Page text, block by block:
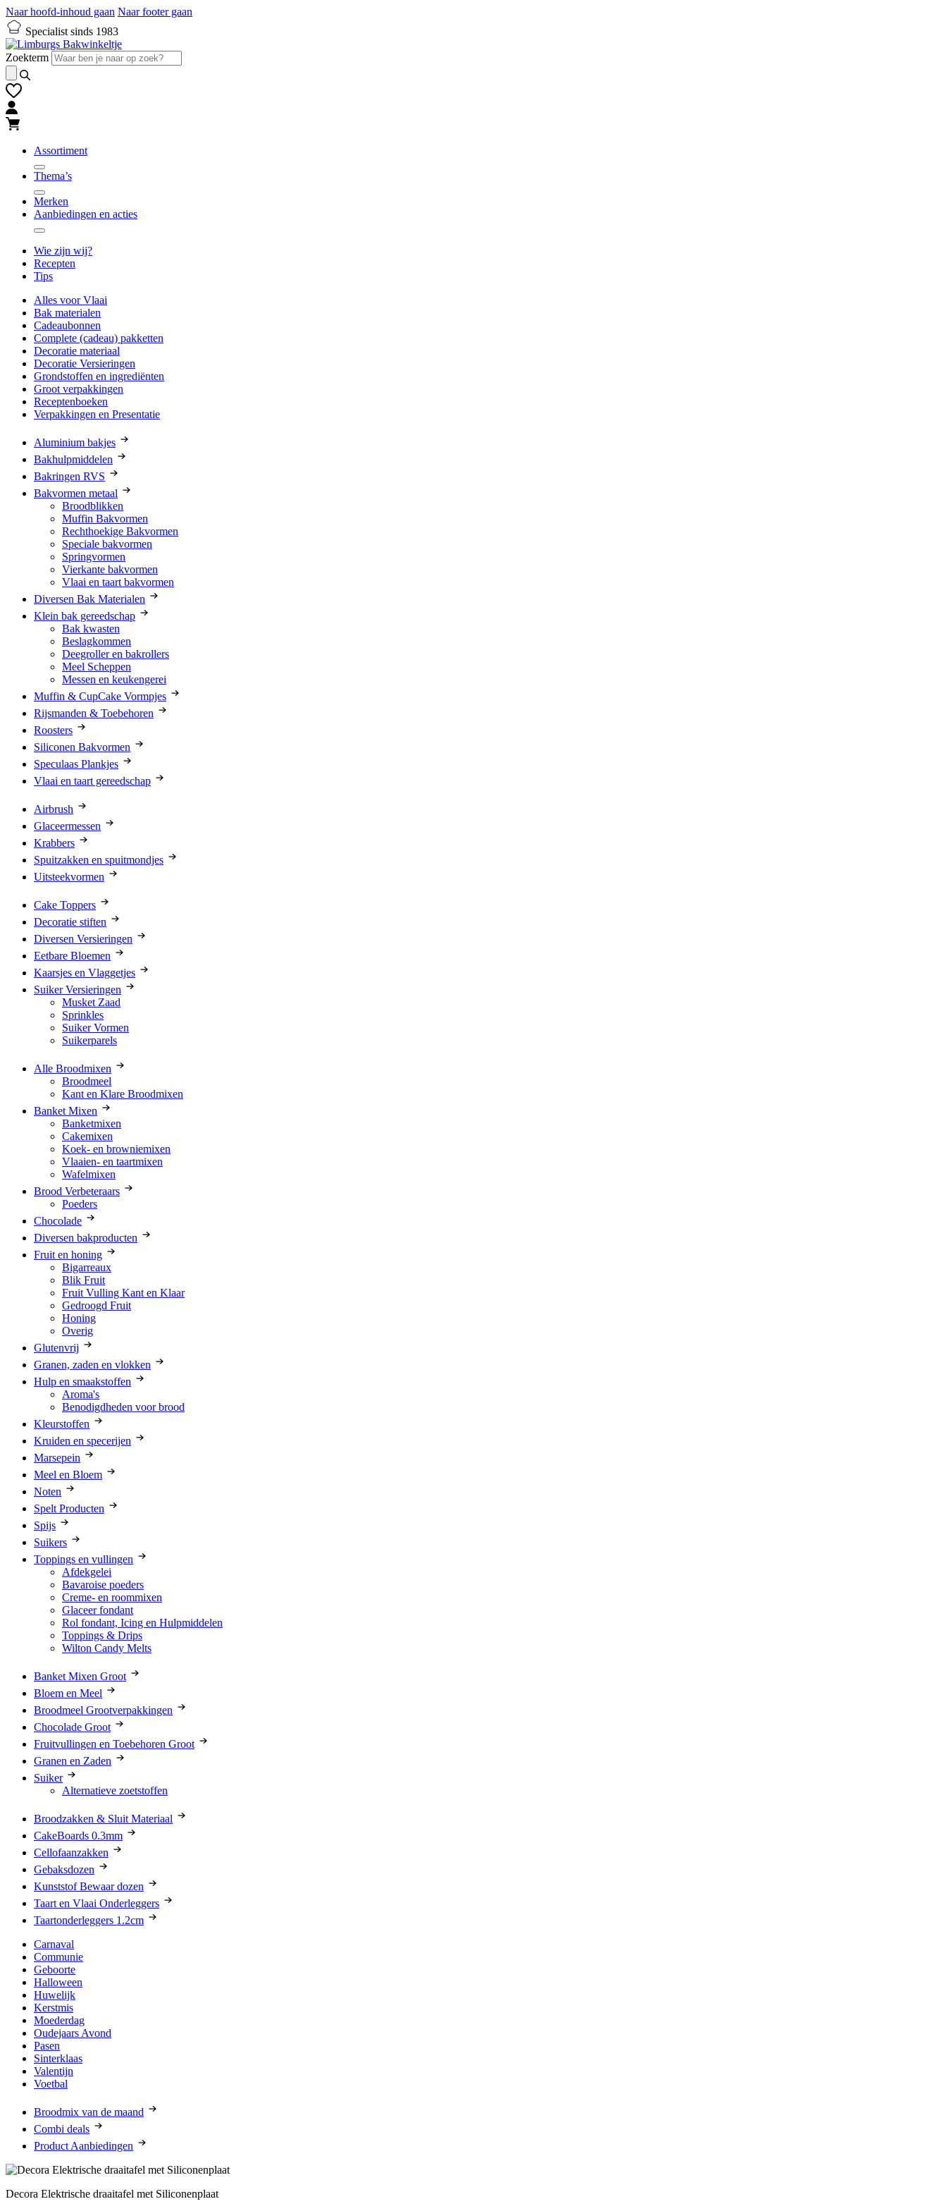
Naar hoofd-inhoud gaan Naar footer gaan
Specialist sinds 1983
Zoekterm
Assortiment
Thema’s
Merken
Aanbiedingen en acties
Wie zijn wij?
Recepten
Tips
Alles voor Vlaai
Bak materialen
Cadeaubonnen
Complete (cadeau) pakketten
Decoratie materiaal
Decoratie Versieringen
Grondstoffen en ingrediënten
Groot verpakkingen
Receptenboeken
Verpakkingen en Presentatie
Aluminium bakjes
Bakhulpmiddelen
Bakringen RVS
Bakvormen metaal
Broodblikken
Muffin Bakvormen
Rechthoekige Bakvormen
Speciale bakvormen
Springvormen
Vierkante bakvormen
Vlaai en taart bakvormen
Diversen Bak Materialen
Klein bak gereedschap
Bak kwasten
Beslagkommen
Deegroller en bakrollers
Meel Scheppen
Messen en keukengerei
Muffin & CupCake Vormpjes
Rijsmanden & Toebehoren
Roosters
Siliconen Bakvormen
Speculaas Plankjes
Vlaai en taart gereedschap
Airbrush
Glaceermessen
Krabbers
Spuitzakken en spuitmondjes
Uitsteekvormen
Cake Toppers
Decoratie stiften
Diversen Versieringen
Eetbare Bloemen
Kaarsjes en Vlaggetjes
Suiker Versieringen
Musket Zaad
Sprinkles
Suiker Vormen
Suikerparels
Alle Broodmixen
Broodmeel
Kant en Klare Broodmixen
Banket Mixen
Banketmixen
Cakemixen
Koek- en browniemixen
Vlaaien- en taartmixen
Wafelmixen
Brood Verbeteraars
Poeders
Chocolade
Diversen bakproducten
Fruit en honing
Bigarreaux
Blik Fruit
Fruit Vulling Kant en Klaar
Gedroogd Fruit
Honing
Overig
Glutenvrij
Granen, zaden en vlokken
Hulp en smaakstoffen
Aroma's
Benodigdheden voor brood
Kleurstoffen
Kruiden en specerijen
Marsepein
Meel en Bloem
Noten
Spelt Producten
Spijs
Suikers
Toppings en vullingen
Afdekgelei
Bavaroise poeders
Creme- en roommixen
Glaceer fondant
Rol fondant, Icing en Hulpmiddelen
Toppings & Drips
Wilton Candy Melts
Banket Mixen Groot
Bloem en Meel
Broodmeel Grootverpakkingen
Chocolade Groot
Fruitvullingen en Toebehoren Groot
Granen en Zaden
Suiker
Alternatieve zoetstoffen
Broodzakken & Sluit Materiaal
CakeBoards 0.3mm
Cellofaanzakken
Gebaksdozen
Kunststof Bewaar dozen
Taart en Vlaai Onderleggers
Taartonderleggers 1.2cm
Carnaval
Communie
Geboorte
Halloween
Huwelijk
Kerstmis
Moederdag
Oudejaars Avond
Pasen
Sinterklaas
Valentijn
Voetbal
Broodmix van de maand
Combi deals
Product Aanbiedingen
Decora Elektrische draaitafel met Siliconenplaat